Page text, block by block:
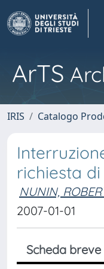
ArTS
IRIS Catalogo
richiesta
NUNIN,
2007-01-01
Scheda breve